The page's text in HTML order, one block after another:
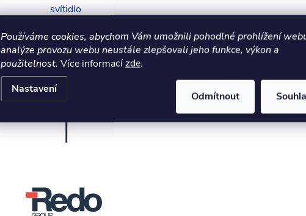
Používáme cookies, abychom Vám umožnili pohodlné prohlížení
analýze provozu webu neustále zlepšovali jeho funkce, výkon a
použitelnost. Více informacízde.
Nastavení
Odmítnout
svítidlo
55 cm